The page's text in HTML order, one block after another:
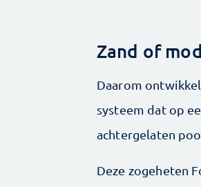
Zand of
Daarom
systeem dat op
achtergelaten
Deze zogeheten